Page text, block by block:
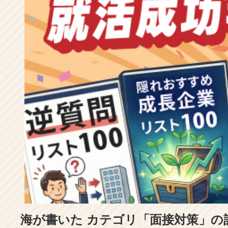
成
長
企
業
か
ら
カ
ウ
ト
が
届
く
就
サ
イ
ト
チ
キ
海が書いた カテゴリ「面接対策」の